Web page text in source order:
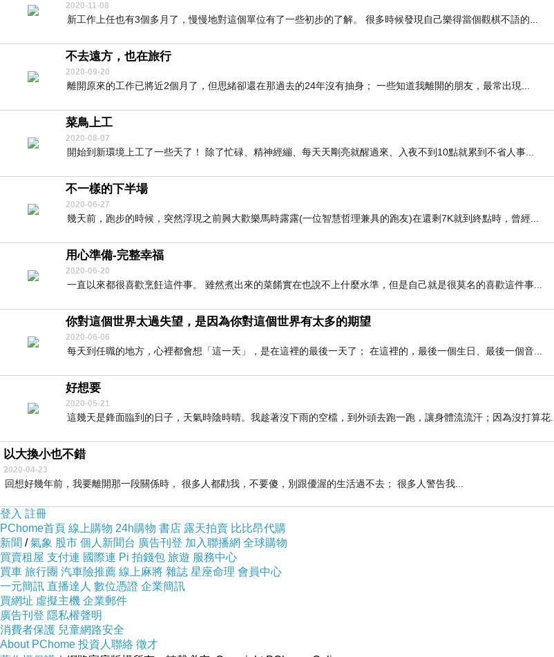
2020-11-08
新工作上任也有3個多月了，慢慢地對這個單位有了一些初步的了解。 很多時候發現自己樂得當個觀棋不語的...
不去遠方，也在旅行
2020-09-20
離開原來的工作已將近2個月了，但思緒卻還在那過去的24年沒有抽身； 一些知道我離開的朋友，最常出現...
菜鳥上工
2020-08-07
開始到新環境上工了一些天了！ 除了忙碌、精神經繃、每天天剛亮就醒過來、入夜不到10點就累到不省人事...
不一樣的下半場
2020-06-27
幾天前，跑步的時候，突然浮現之前興大歡樂馬時露露(一位智慧哲理兼具的跑友)在還剩7K就到終點時，曾經...
用心準備-完整幸福
2020-06-20
一直以來都很喜歡烹飪這件事。 雖然煮出來的菜餚實在也說不上什麼水準，但是自己就是很莫名的喜歡這件事...
你對這個世界太過失望，是因為你對這個世界有太多的期望
2020-06-06
每天到任職的地方，心裡都會想「這一天」，是在這裡的最後一天了； 在這裡的，最後一個生日、最後一個音...
好想要
2020-05-21
這幾天是鋒面臨到的日子，天氣時陰時晴。我趁著沒下雨的空檔，到外頭去跑一跑，讓身體流流汗；因為沒打算花...
以大換小也不錯
2020-04-23
回想好幾年前，我要離開那一段關係時， 很多人都勸我，不要傻，別跟優渥的生活過不去； 很多人警告我...
登入 註冊
PChome首頁 線上購物 24h購物 書店 露天拍賣 比比昂代購
新聞 /氣象 股市 個人新聞台 廣告刊登 加入聯播網 全球購物
買賣租屋 支付連 國際連 Pi 拍錢包 旅遊 服務中心
買車 旅行團 汽車險推薦 線上麻將 雜誌 星座命理 會員中心
一元簡訊 直播達人 數位憑證 企業簡訊
買網址 虛擬主機 企業郵件
廣告刊登 隱私權聲明
消費者保護 兒童網路安全
About PChome 投資人聯絡 徵才